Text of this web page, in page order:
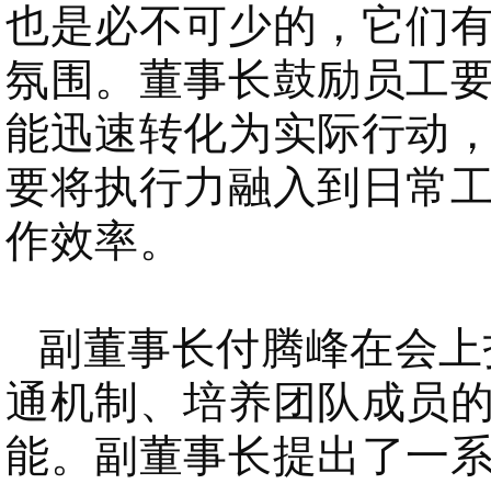
也是必不可少的，它们
氛围。董事长鼓励员工
能迅速转化为实际行动
要将执行力融入到日常
作效率。
副董事长付腾峰在会
通机制、培养团队成员
能。副董事长提出了一